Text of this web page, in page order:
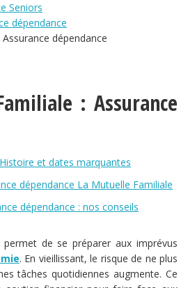
Seniors
dépendance
dépendance
: Assurance
et dates marquantes
dépendance La Mutuelle Familiale
dépendance : nos conseils
permet de se préparer aux imprévus
. En vieillissant, le risque de ne plus
tâches quotidiennes augmente. Ce